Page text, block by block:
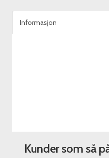
Informasjon
Kunder som så